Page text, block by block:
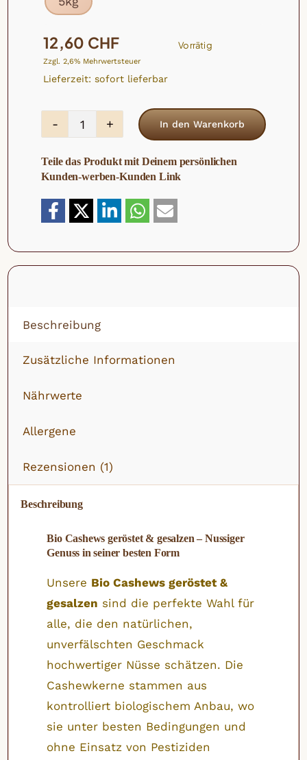
12,60 CHF
Zzgl. 2,6% Mehrwertsteuer
Lieferzeit: sofort lieferbar
Vorrätig
Bio
Cashews
geröstet
&
gesalzen
In den Warenkorb
Teile das Produkt mit Deinem persönlichen
Kunden-werben-Kunden Link
Beschreibung
Zusätzliche Informationen
Nährwerte
Allergene
Rezensionen (1)
Beschreibung
Bio Cashews geröstet & gesalzen – Nussiger
Genuss in seiner besten Form
Unsere Bio Cashews geröstet &
gesalzen sind die perfekte Wahl für
alle, die den natürlichen,
unverfälschten Geschmack
hochwertiger Nüsse schätzen. Die
Cashewkerne stammen aus
kontrolliert biologischem Anbau, wo
sie unter besten Bedingungen und
ohne Einsatz von Pestiziden